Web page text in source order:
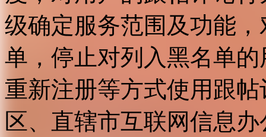
级确定服务范围及功能
单，停止对列入黑名单
重新注册等方式使用跟
区、直辖市互联网信息